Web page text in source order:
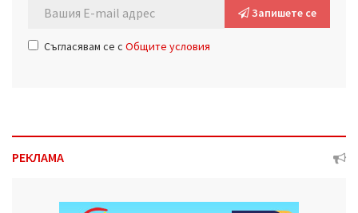
Запишете се
Съгласявам се с Общите условия
РЕКЛАМА